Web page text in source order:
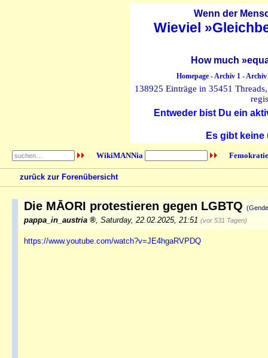
Wenn der
Wieviel
How much
Homepage-Archiv 1-Archiv
138925 Einträge in 35451
Entweder bist Du ein
Es gibt
WikiMANNia
zurück zur Forenübersicht
Die MĀORI protestieren gegen LGBTQ
pappa_in_austria Saturday, 22.02.2025, 21:51 (vor 531 Tagen)
https://www.youtube.com/watch?v=JE4hgaRVPDQ